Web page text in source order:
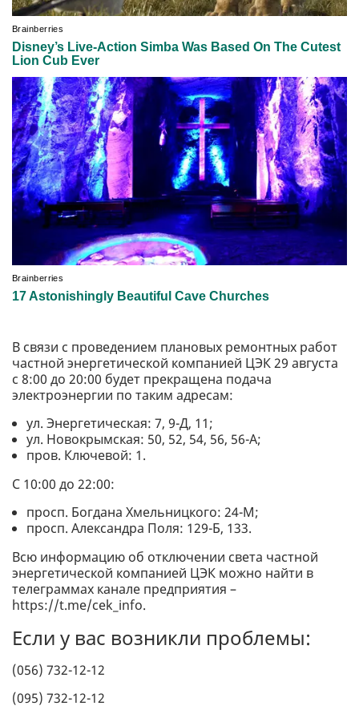
В связи с проведением плановых ремонтных работ
частной энергетической компанией ЦЭК 29 августа
с 8:00 до 20:00 будет прекращена подача
электроэнергии по таким адресам:
ул. Энергетическая: 7, 9-Д, 11;
ул. Новокрымская: 50, 52, 54, 56, 56-А;
пров. Ключевой: 1.
С 10:00 до 22:00:
просп. Богдана Хмельницкого: 24-М;
просп. Александра Поля: 129-Б, 133.
Всю информацию об отключении света частной
энергетической компанией ЦЭК можно найти в
телеграммах канале предприятия –
https://t.me/cek_info.
Если у вас возникли проблемы:
(056) 732-12-12
(095) 732-12-12